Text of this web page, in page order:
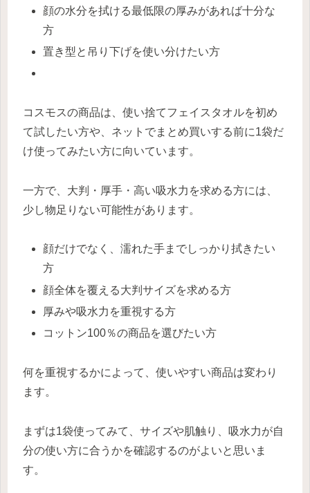
顔の水分を拭ける最低限の厚みがあれば十分な
方
置き型と吊り下げを使い分けたい方
コスモスの商品は、使い捨てフェイスタオルを初め
て試したい方や、ネットでまとめ買いする前に1袋だ
け使ってみたい方に向いています。
一方で、大判・厚手・高い吸水力を求める方には、
少し物足りない可能性があります。
顔だけでなく、濡れた手までしっかり拭きたい
方
顔全体を覆える大判サイズを求める方
厚みや吸水力を重視する方
コットン100％の商品を選びたい方
何を重視するかによって、使いやすい商品は変わり
ます。
まずは1袋使ってみて、サイズや肌触り、吸水力が自
分の使い方に合うかを確認するのがよいと思いま
す。